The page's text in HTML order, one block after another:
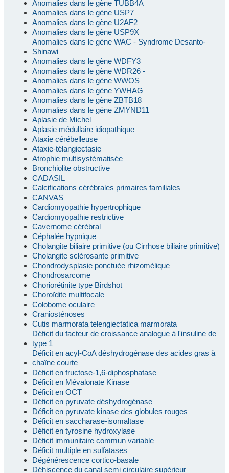
Anomalies dans le gène TUBB4A
Anomalies dans le gène USP7
Anomalies dans le gène U2AF2
Anomalies dans le gène USP9X
Anomalies dans le gène WAC - Syndrome Desanto-
Shinawi
Anomalies dans le gène WDFY3
Anomalies dans le gène WDR26 -
Anomalies dans le gène WWOS
Anomalies dans le gène YWHAG
Anomalies dans le gène ZBTB18
Anomalies dans le gène ZMYND11
Aplasie de Michel
Aplasie médullaire idiopathique
Ataxie cérébelleuse
Ataxie-télangiectasie
Atrophie multisystématisée
Bronchiolite obstructive
CADASIL
Calcifications cérébrales primaires familiales
CANVAS
Cardiomyopathie hypertrophique
Cardiomyopathie restrictive
Cavernome cérébral
Céphalée hypnique
Cholangite biliaire primitive (ou Cirrhose biliaire primitive)
Cholangite sclérosante primitive
Chondrodysplasie ponctuée rhizomélique
Chondrosarcome
Choriorétinite type Birdshot
Choroïdite multifocale
Colobome oculaire
Craniosténoses
Cutis marmorata telengiectatica marmorata
Déficit du facteur de croissance analogue à l'insuline de
type 1
Déficit en acyl-CoA déshydrogénase des acides gras à
chaîne courte
Déficit en fructose-1,6-diphosphatase
Déficit en Mévalonate Kinase
Déficit en OCT
Déficit en pyruvate déshydrogénase
Déficit en pyruvate kinase des globules rouges
Déficit en saccharase-isomaltase
Déficit en tyrosine hydroxylase
Déficit immunitaire commun variable
Déficit multiple en sulfatases
Dégénérescence cortico-basale
Déhiscence du canal semi circulaire supérieur